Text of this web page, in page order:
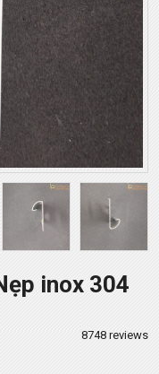
inox 304
8748 reviews